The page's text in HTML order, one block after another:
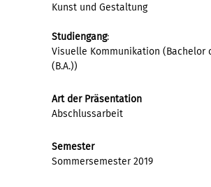
Kunst und Gestaltung
Studiengang:
Visuelle Kommunikation (Bachelor
(B.A.))
Art der Präsentation
Abschlussarbeit
Semester
Sommersemester 2019